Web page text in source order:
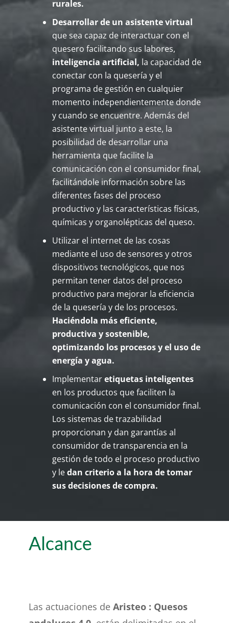
rurales.
Desarrollar de un asistente virtual
que sea capaz de interactuar con el
quesero facilitando sus labores,
inteligencia artificial, la capacidad de
conectar con la quesería y el
programa de gestión en cualquier
momento independientemente donde
y cuando se encuentre. Además del
asistente virtual junto a este, la
posibilidad de desarrollar una
herramienta que facilite la
comunicación con el consumidor final,
facilitándole información sobre las
diferentes fases del proceso
productivo y las características físicas,
químicas y organolépticas del queso.
Utilizar el internet de las cosas
mediante el uso de sensores y otros
dispositivos tecnológicos, que nos
permitan tener datos del proceso
productivo para mejorar la eficiencia
de la quesería y de los procesos.
Haciéndola más eficiente,
productiva y sostenible,
optimizando los procesos y el uso de
energía y agua.
Implementaretiquetas inteligentes
en los productos que faciliten la
comunicación con el consumidor final.
Los sistemas de trazabilidad
proporcionan y dan garantías al
consumidor de transparencia en la
gestión de todo el proceso productivo
y ledan criterio a la hora de tomar
sus decisiones de compra.
Alcance
Las actuaciones deAristeo : Quesos